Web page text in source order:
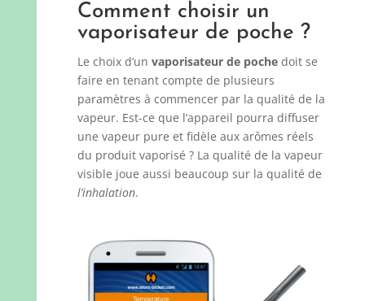
Comment choisir un
vaporisateur de poche ?
Le choix d’un vaporisateur de pochedoit se
faire en tenant compte de plusieurs
paramètres à commencer par la qualité de la
vapeur. Est-ce que l’appareil pourra diffuser
une vapeur pure et fidèle aux arômes réels
du produit vaporisé ? La qualité de la vapeur
visible joue aussi beaucoup sur la qualité de
l’inhalation.